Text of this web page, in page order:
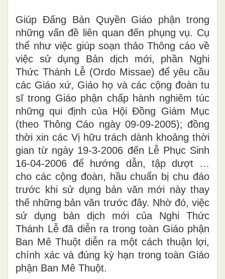
Giúp Đấng Bản Quyền Giáo phận trong
những vấn đề liên quan đến phụng vụ. Cụ
thể như việc giúp soạn thảo Thông cáo về
việc sử dụng Bản dịch mới, phần Nghi
Thức Thánh Lễ (Ordo Missae) để yêu cầu
các Giáo xứ, Giáo họ và các cộng đoàn tu
sĩ trong Giáo phận chấp hành nghiêm túc
những qui định của Hội Đồng Giám Mục
(theo Thông Cáo ngày 09-09-2005); đồng
thời xin các Vị hữu trách dành khoảng thời
gian từ ngày 19-3-2006 đến Lễ Phục Sinh
16-04-2006 để hướng dẫn, tập dượt …
cho các cộng đoàn, hầu chuẩn bị chu đáo
trước khi sử dụng bản văn mới này thay
thế những bản văn trước đây. Nhờ đó, việc
sử dụng bản dịch mới của Nghi Thức
Thánh Lễ đã diễn ra trong toàn Giáo phận
Ban Mê Thuột diễn ra một cách thuận lợi,
chính xác và đúng kỳ hạn trong toàn Giáo
phận Ban Mê Thuột.